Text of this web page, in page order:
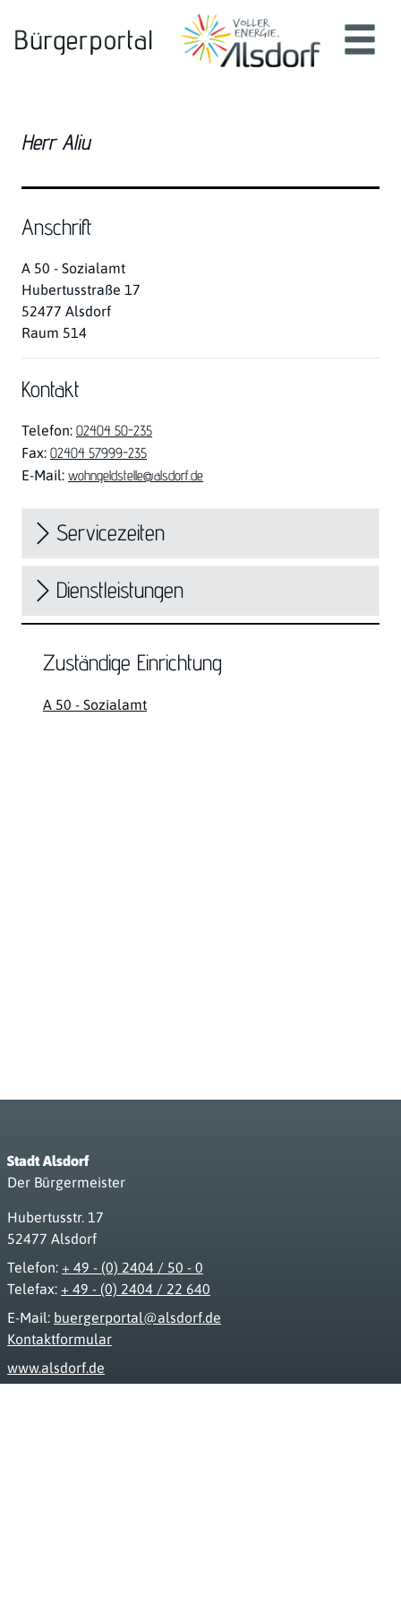
Herr Aliu
Anschrift
A 50 - Sozialamt
Hubertusstraße 17
52477 Alsdorf
Raum 514
Kontakt
Telefon: 02404 50-235
Fax: 02404 57999-235
E-Mail: wohngeldstelle@alsdorf.de
Servicezeiten
Dienstleistungen
Zuständige Einrichtung
A 50 - Sozialamt
Stadt Alsdorf
Der Bürgermeister
Hubertusstr. 17
52477 Alsdorf
Telefon: + 49 - (0) 2404 / 50 - 0
Telefax: + 49 - (0) 2404 / 22 640
E-Mail: buergerportal@alsdorf.de
Kontaktformular
www.alsdorf.de